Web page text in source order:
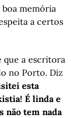
memória
a certos
que a escritora
no Porto. Diz
esta
É linda e
não tem nada